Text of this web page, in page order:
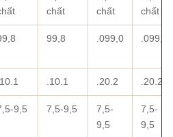
chất
chất
chất
99,8 .099,0 .099,0
.10.1 .10.1 .20.2 .20.2
9,5 7,5-9,5
7,5-
9,5
7,5-
9,5